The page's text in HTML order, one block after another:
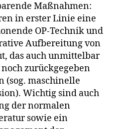
Maßnahmen:
in erster Linie eine
OP-Technik und
Aufbereitung von
das auch unmittelbar
zurückgegeben
(sog. maschinelle
Wichtig sind auch
der normalen
sowie ein